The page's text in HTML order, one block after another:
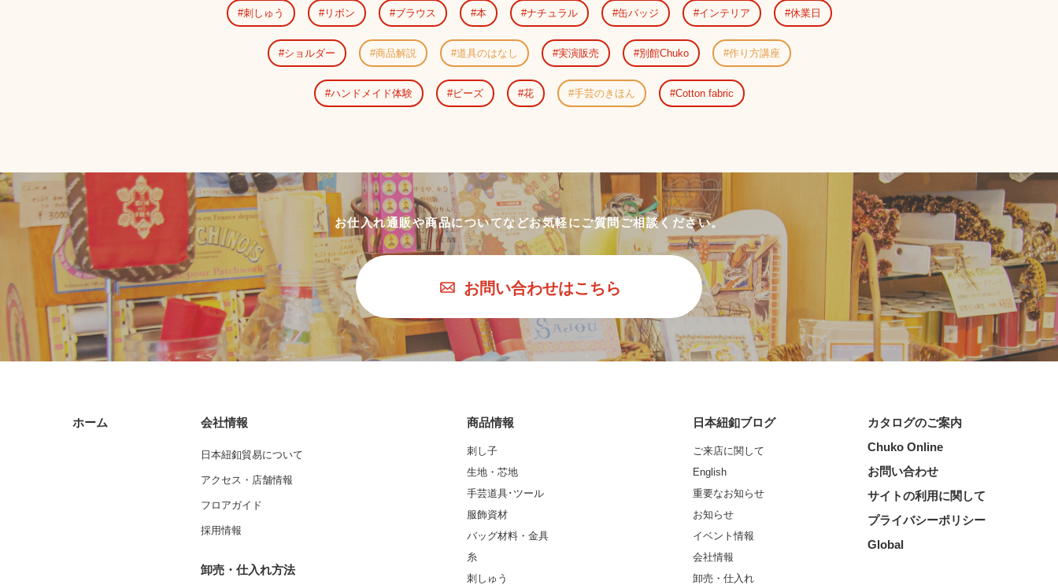
刺しゅう リボン ブラウス 本 ナチュラル 缶バッジ インテリア 休業日
ショルダー 商品解説 道具のはなし 実演販売 別館Chuko 作り方講座
ハンドメイド体験 ビーズ 花 手芸のきほん Cotton fabric
お仕入れ通販や商品についてなどお気軽にご質問ご相談ください。
お問い合わせはこちら
ホーム 会社情報
日本紐釦貿易について
アクセス・店舗情報
フロアガイド
採用情報
卸売・仕入れ方法
商品情報
刺し子
生地・芯地
手芸道具･ツール
服飾資材
バッグ材料・金具
糸
刺しゅう
日本紐釦ブログ
ご来店に関して
English
重要なお知らせ
お知らせ
イベント情報
会社情報
卸売・仕入れ
カタログのご案内
Chuko Online
お問い合わせ
サイトの利用に関して
プライバシーポリシー
Global